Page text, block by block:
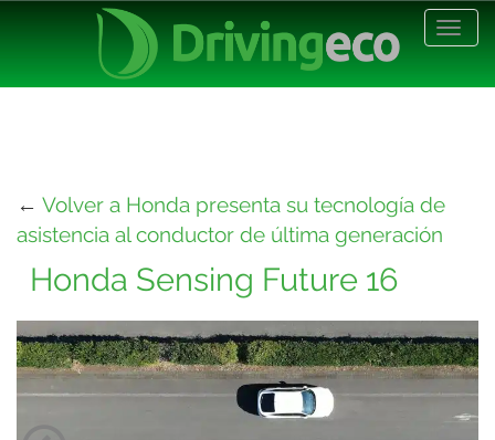
← Volver a Honda presenta su tecnología de
asistencia al conductor de última generación
Honda Sensing Future 16